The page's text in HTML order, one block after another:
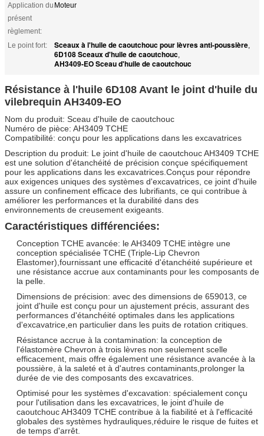
Application du
présent
règlement:
Moteur
Le point fort: Sceaux à l'huile de caoutchouc pour lèvres anti-poussière,
6D108 Sceaux d'huile de caoutchouc,
AH3409-EO Sceau d'huile de caoutchouc
Résistance à l'huile 6D108 Avant le joint d'huile du
vilebrequin AH3409-EO
Nom du produit: Sceau d'huile de caoutchouc
Numéro de pièce: AH3409 TCHE
Compatibilité: conçu pour les applications dans les excavatrices
Description du produit: Le joint d'huile de caoutchouc AH3409 TCHE
est une solution d'étanchéité de précision conçue spécifiquement
pour les applications dans les excavatrices.Conçus pour répondre
aux exigences uniques des systèmes d'excavatrices, ce joint d'huile
assure un confinement efficace des lubrifiants, ce qui contribue à
améliorer les performances et la durabilité dans des
environnements de creusement exigeants.
Caractéristiques différenciées:
Conception TCHE avancée: le AH3409 TCHE intègre une
conception spécialisée TCHE (Triple-Lip Chevron
Elastomer),fournissant une efficacité d'étanchéité supérieure et
une résistance accrue aux contaminants pour les composants de
la pelle.
Dimensions de précision: avec des dimensions de 659013, ce
joint d'huile est conçu pour un ajustement précis, assurant des
performances d'étanchéité optimales dans les applications
d'excavatrice,en particulier dans les puits de rotation critiques.
Résistance accrue à la contamination: la conception de
l'élastomère Chevron à trois lèvres non seulement scelle
efficacement, mais offre également une résistance avancée à la
poussière, à la saleté et à d'autres contaminants,prolonger la
durée de vie des composants des excavatrices.
Optimisé pour les systèmes d'excavation: spécialement conçu
pour l'utilisation dans les excavatrices, le joint d'huile de
caoutchouc AH3409 TCHE contribue à la fiabilité et à l'efficacité
globales des systèmes hydrauliques,réduire le risque de fuites et
de temps d'arrêt.